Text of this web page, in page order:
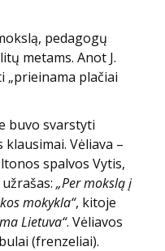
pedagogų
metams. Anot J.
plačiai
buvo svarstyti
Vėliava –
spalvos Vytis,
„Per mokslą į
mokykla“, kitoje
Lietuva“. Vėliavos
(frenzeliai).